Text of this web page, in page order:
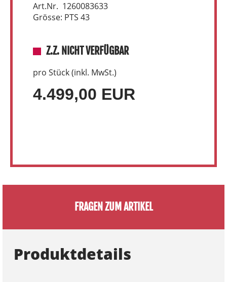
Art.Nr. 1260083633
Grösse: PTS 43
Z.Z. NICHT VERFÜGBAR
pro Stück (inkl. MwSt.)
4.499,00 EUR
FRAGEN ZUM ARTIKEL
Produktdetails